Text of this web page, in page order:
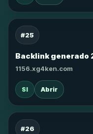
#25
Backlink generado
1156.xg4ken.com
SI Abrir
#26